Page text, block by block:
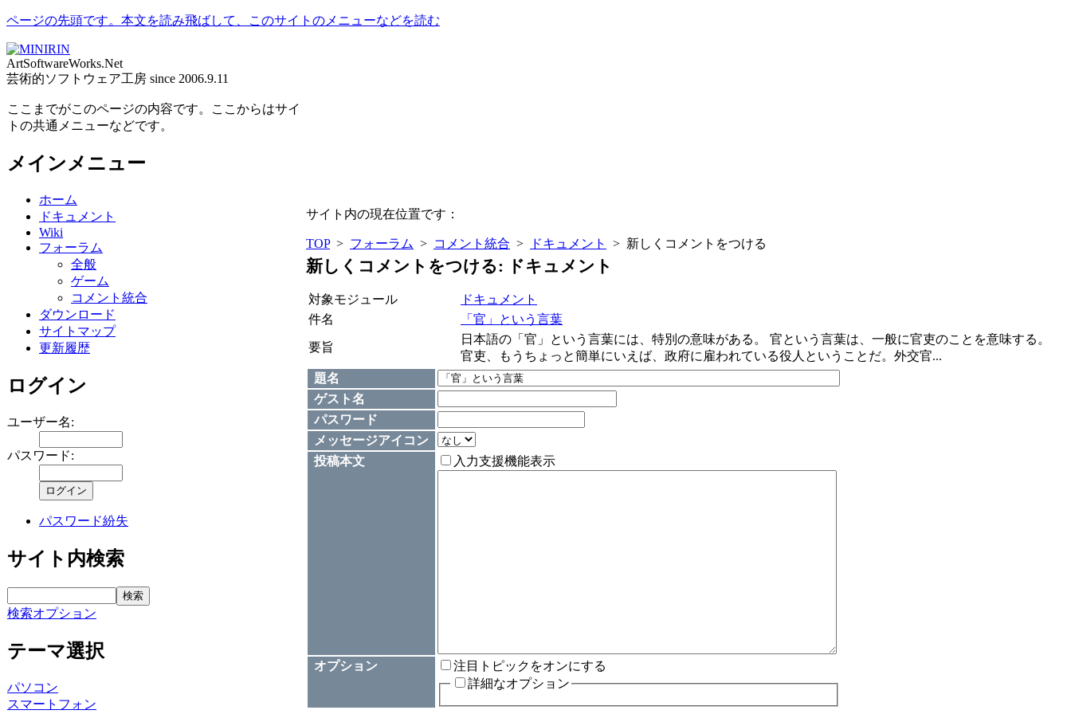
ページの先頭です。本文を読み飛ばして、このサイトのメニューなどを読む
ArtSoftwareWorks.Net
芸術的ソフトウェア工房 since 2006.9.11
ここまでがこのページの内容です。ここからはサイ
トの共通メニューなどです。
メインメニュー
ホーム
ドキュメント
Wiki
フォーラム
全般
ゲーム
コメント統合
ダウンロード
サイトマップ
更新履歴
ログイン
ユーザー名:
パスワード:
パスワード紛失
サイト内検索
検索オプション
テーマ選択
パソコン
スマートフォン
サイト内の現在位置です：
TOP> フォーラム > コメント統合 > ドキュメント > 新しくコメントをつける
新しくコメントをつける: ドキュメント
対象モジュール
ドキュメント
件名
「官」という言葉
要旨
日本語の「官」という言葉には、特別の意味がある。 官という言葉は、一般に官吏のことを意味する。
官吏、もうちょっと簡単にいえば、政府に雇われている役人ということだ。外交官...
題名
ゲスト名
パスワード
メッセージアイコン
投稿本文
入力支援機能表示
オプション
注目トピックをオンにする
詳細なオプション